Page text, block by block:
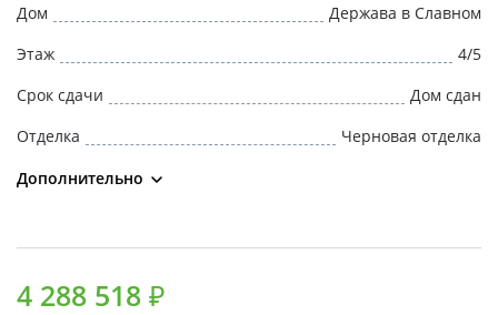
Дом
Держава в Славном
Этаж
4/5
Срок сдачи
Дом сдан
Отделка
Черновая отделка
Дополнительно
4 288 518 ₽